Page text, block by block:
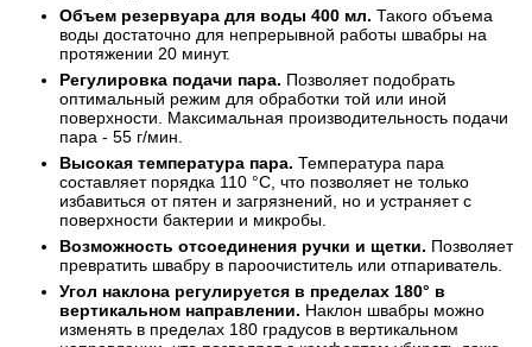
Объем резервуара для воды 400 мл. Такого объема
воды достаточно для непрерывной работы швабры на
протяжении 20 минут.
Регулировка подачи пара. Позволяет подобрать
оптимальный режим для обработки той или иной
поверхности. Максимальная производительность подачи
пара - 55 г/мин.
Высокая температура пара. Температура пара
составляет порядка 110 °C, что позволяет не только
избавиться от пятен и загрязнений, но и устраняет с
поверхности бактерии и микробы.
Возможность отсоединения ручки и щетки. Позволяет
превратить швабру в пароочиститель или отпариватель.
Угол наклона регулируется в пределах 180° в
вертикальном направлении. Наклон швабры можно
изменять в пределах 180 градусов в вертикальном